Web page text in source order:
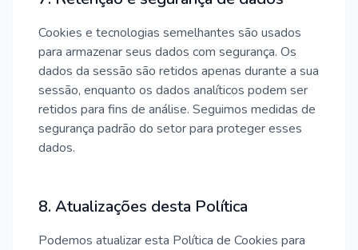
Cookies e tecnologias semelhantes são usados
para armazenar seus dados com segurança. Os
dados da sessão são retidos apenas durante a sua
sessão, enquanto os dados analíticos podem ser
retidos para fins de análise. Seguimos medidas de
segurança padrão do setor para proteger esses
dados.
8. Atualizações desta Política
Podemos atualizar esta Política de Cookies para